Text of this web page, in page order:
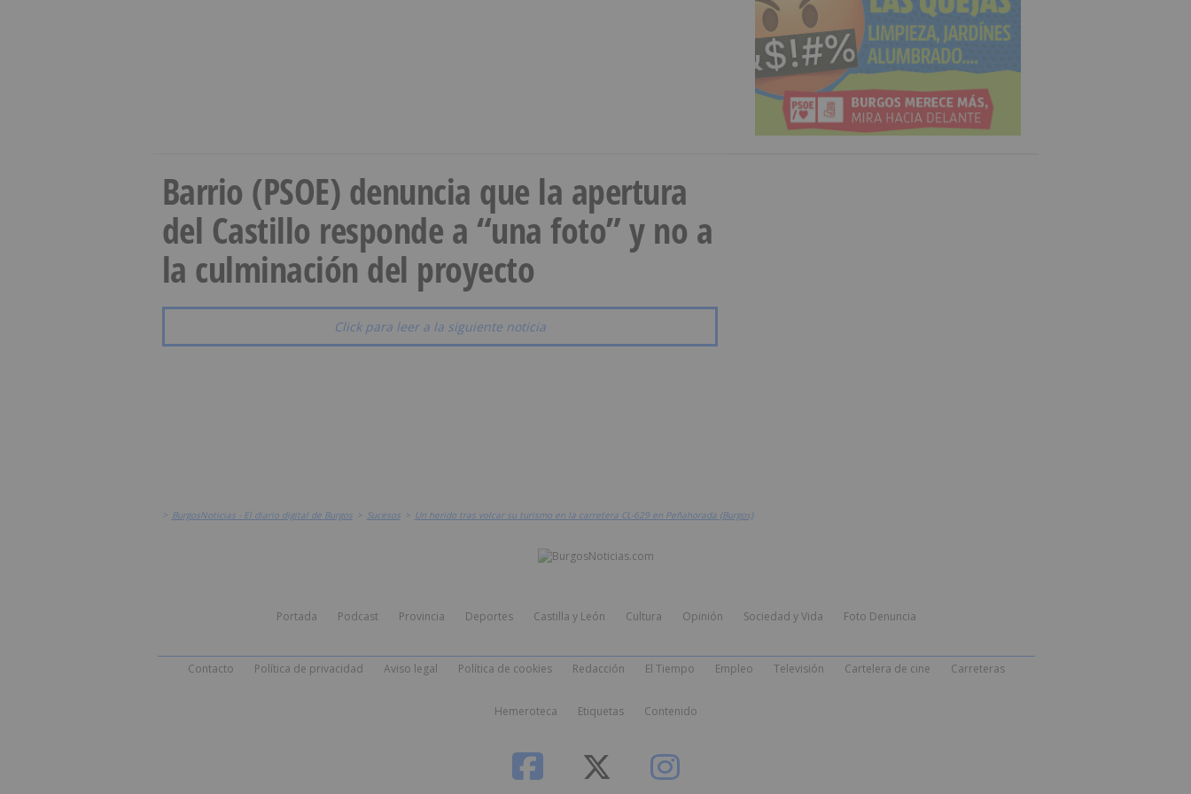
Barrio (PSOE) denuncia que la apertura
del Castillo responde a “una foto” y no a
la culminación del proyecto
Click para leer a la siguiente noticia
> BurgosNoticias - El diario digital de Burgos > Sucesos > Un herido tras volcar su turismo en la carretera CL-629 en Peñahorada (Burgos)
Portada Podcast Provincia Deportes Castilla y León Cultura Opinión Sociedad y Vida Foto Denuncia
Contacto Política de privacidad Aviso legal Política de cookies Redacción El Tiempo Empleo Televisión Cartelera de cine Carreteras
Hemeroteca Etiquetas Contenido